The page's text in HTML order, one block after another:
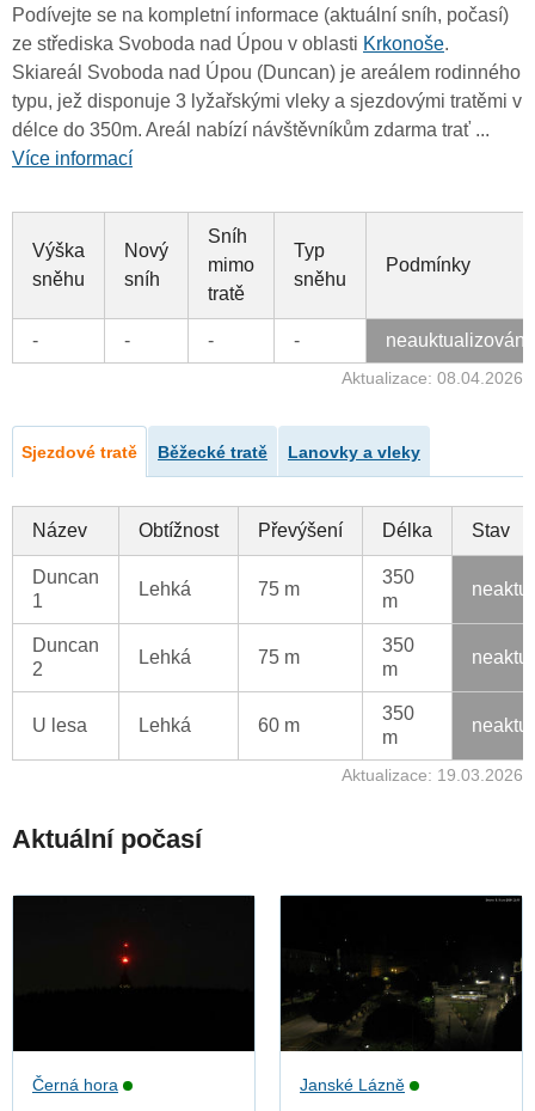
Podívejte se na kompletní informace (aktuální sníh, počasí)
ze střediska Svoboda nad Úpou v oblasti Krkonoše.
Skiareál Svoboda nad Úpou (Duncan) je areálem rodinného
typu, jež disponuje 3 lyžařskými vleky a sjezdovými tratěmi v
délce do 350m. Areál nabízí návštěvníkům zdarma trať ...
Více informací
Výška
sněhu
Nový
sníh
Sníh
mimo
tratě
Typ
sněhu
Podmínky
- - - - neauktualizováno
Aktualizace: 08.04.2026
Sjezdové tratě Běžecké tratě Lanovky a vleky
Název Obtížnost Převýšení Délka Stav
Duncan
1
Lehká 75 m
350
m
Duncan
2
Lehká 75 m
350
m
U lesa Lehká 60 m
350
m
Aktualizace: 19.03.2026
Aktuální počasí
Černá hora
Janské Lázně